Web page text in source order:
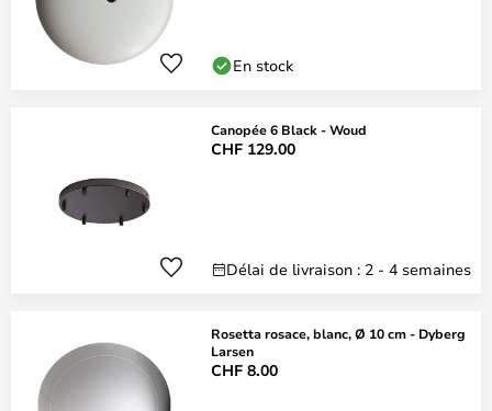
En stock
Canopée 6 Black - Woud
CHF 129.00
Délai de livraison : 2 - 4 semaines
Rosetta rosace, blanc, Ø 10 cm - Dyberg
Larsen
CHF 8.00